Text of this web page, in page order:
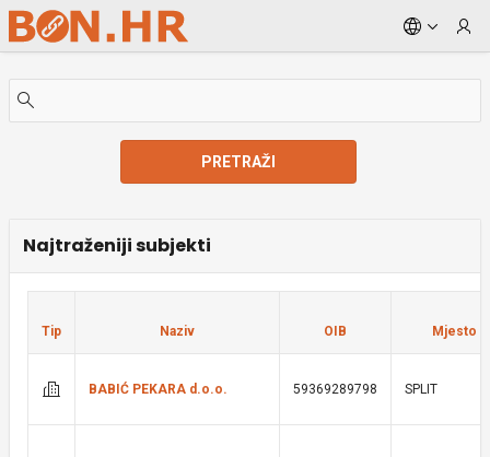
Skip to Main Content
PRETRAŽI
Najtraženiji subjekti
Tip Naziv OIB Mjesto
BABIĆ PEKARA d.o.o. 59369289798 SPLIT